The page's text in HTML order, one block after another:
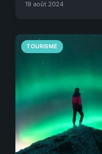
19 août 2024
TOURISME